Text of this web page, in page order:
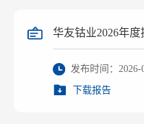
华友钴业2026年
发布时间：2026-
下载报告